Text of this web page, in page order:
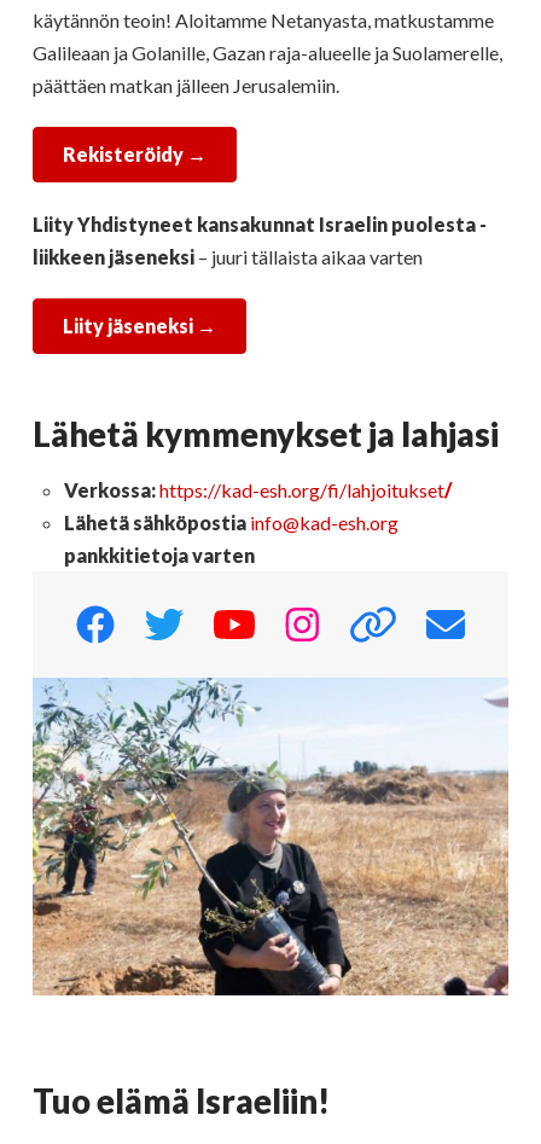
käytännön teoin! Aloitamme Netanyasta, matkustamme
Galileaan ja Golanille, Gazan raja-alueelle ja Suolamerelle,
päättäen matkan jälleen Jerusalemiin.
Rekisteröidy →
Liity Yhdistyneet kansakunnat Israelin puolesta -
liikkeen jäseneksi– juuri tällaista aikaa varten
Liity jäseneksi →
Lähetä kymmenykset ja lahjasi
Verkossa:https://kad-esh.org/fi/lahjoitukset/
Lähetä sähköpostia info@kad-esh.org
pankkitietoja varten
Tuo elämä Israeliin!